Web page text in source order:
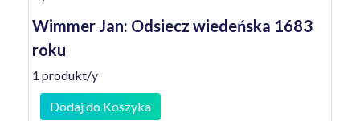
Wimmer Jan: Odsiecz wiedeńska 1683
roku
1 produkt/y
Dodaj do Koszyka